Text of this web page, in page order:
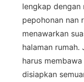
lengkap dengan
pepohonan nan
menawarkan
halaman
harus
disiapkan